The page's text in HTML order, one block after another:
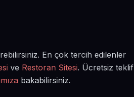
En çok tercih edilenler
ve Restoran Sitesi. Ücretsiz teklif
bakabilirsiniz.